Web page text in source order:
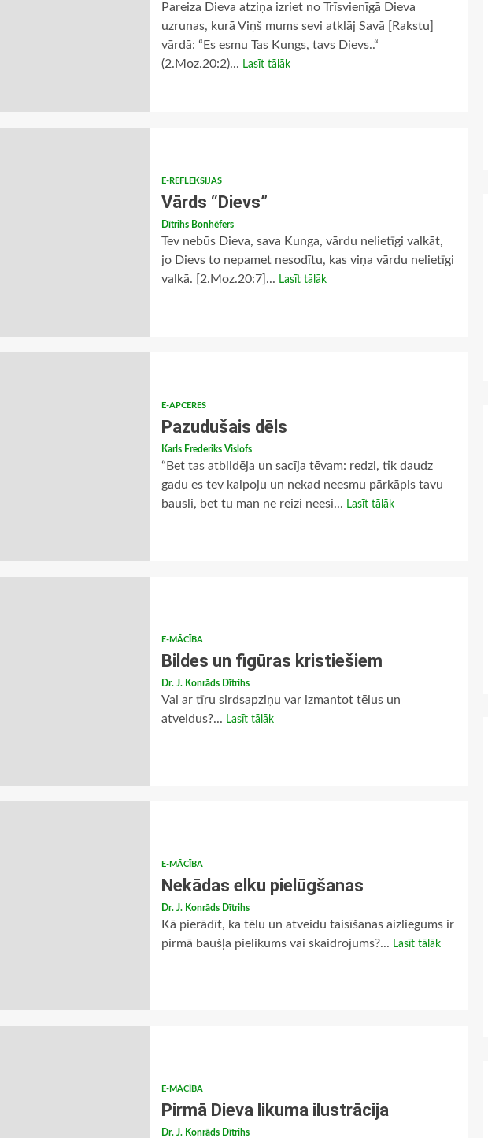
Pareiza Dieva atziņa izriet no Trīsvienīgā Dieva
uzrunas, kurā Viņš mums sevi atklāj Savā [Rakstu]
vārdā: “Es esmu Tas Kungs, tavs Dievs..“
(2.Moz.20:2)... Lasīt tālāk
E-REFLEKSIJAS
Vārds “Dievs”
Dītrihs Bonhēfers
Tev nebūs Dieva, sava Kunga, vārdu nelietīgi valkāt,
jo Dievs to nepamet nesodītu, kas viņa vārdu nelietīgi
valkā. [2.Moz.20:7]... Lasīt tālāk
E-APCERES
Pazudušais dēls
Karls Frederiks Vislofs
“Bet tas atbildēja un sacīja tēvam: redzi, tik daudz
gadu es tev kalpoju un nekad neesmu pārkāpis tavu
bausli, bet tu man ne reizi neesi... Lasīt tālāk
E-MĀCĪBA
Bildes un figūras kristiešiem
Dr. J. Konrāds Dītrihs
Vai ar tīru sirdsapziņu var izmantot tēlus un
atveidus?... Lasīt tālāk
E-MĀCĪBA
Nekādas elku pielūgšanas
Dr. J. Konrāds Dītrihs
Kā pierādīt, ka tēlu un atveidu taisīšanas aizliegums ir
pirmā baušļa pielikums vai skaidrojums?... Lasīt tālāk
E-MĀCĪBA
Pirmā Dieva likuma ilustrācija
Dr. J. Konrāds Dītrihs